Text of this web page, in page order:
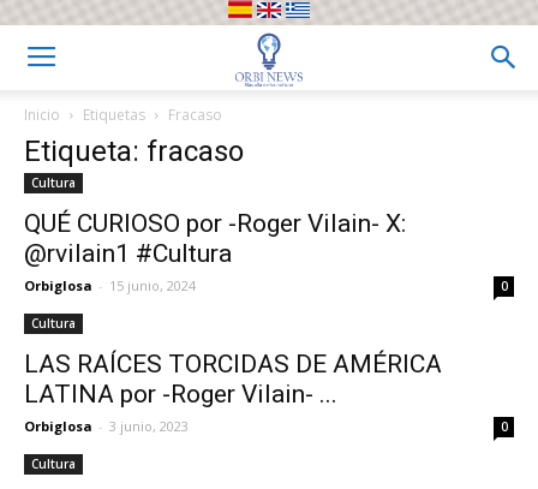
Inicio Etiquetas Fracaso
Etiqueta: fracaso
Cultura
QUÉ CURIOSO por -Roger Vilain- X:
@rvilain1 #Cultura
Orbiglosa - 15 junio, 2024 0
Cultura
LAS RAÍCES TORCIDAS DE AMÉRICA
LATINA por -Roger Vilain- ...
Orbiglosa - 3 junio, 2023 0
Cultura